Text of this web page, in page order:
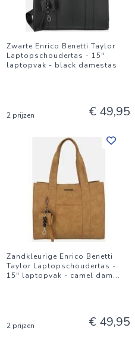
Zwarte Enrico Benetti Taylor
Laptopschoudertas - 15"
laptopvak - black damestas
2 prijzen € 49,95
Zandkleurige Enrico Benetti
Taylor Laptopschoudertas -
15" laptopvak - camel dam...
2 prijzen € 49,95